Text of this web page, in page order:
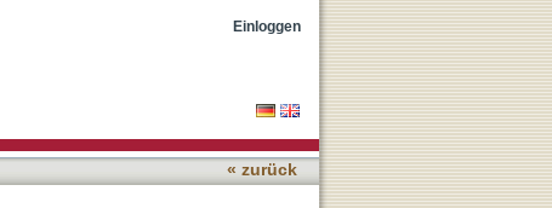
Einloggen
« zurück